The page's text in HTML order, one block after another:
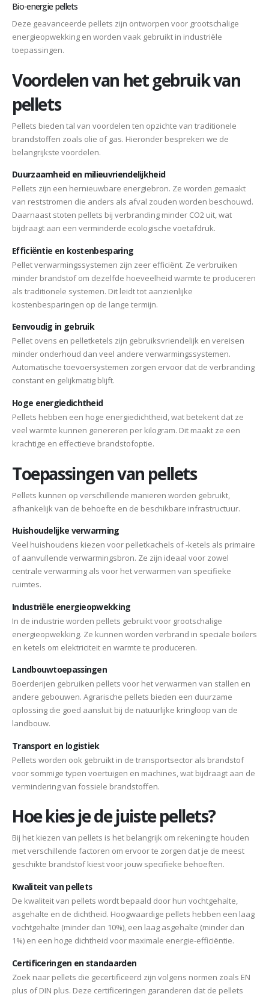
Bio-energie pellets
Deze geavanceerde pellets zijn ontworpen voor grootschalige
energieopwekking en worden vaak gebruikt in industriële
toepassingen.
Voordelen van het gebruik van
pellets
Pellets bieden tal van voordelen ten opzichte van traditionele
brandstoffen zoals olie of gas. Hieronder bespreken we de
belangrijkste voordelen.
Duurzaamheid en milieuvriendelijkheid
Pellets zijn een hernieuwbare energiebron. Ze worden gemaakt
van reststromen die anders als afval zouden worden beschouwd.
Daarnaast stoten pellets bij verbranding minder CO2 uit, wat
bijdraagt aan een verminderde ecologische voetafdruk.
Efficiëntie en kostenbesparing
Pellet verwarmingssystemen zijn zeer efficiënt. Ze verbruiken
minder brandstof om dezelfde hoeveelheid warmte te produceren
als traditionele systemen. Dit leidt tot aanzienlijke
kostenbesparingen op de lange termijn.
Eenvoudig in gebruik
Pellet ovens en pelletketels zijn gebruiksvriendelijk en vereisen
minder onderhoud dan veel andere verwarmingssystemen.
Automatische toevoersystemen zorgen ervoor dat de verbranding
constant en gelijkmatig blijft.
Hoge energiedichtheid
Pellets hebben een hoge energiedichtheid, wat betekent dat ze
veel warmte kunnen genereren per kilogram. Dit maakt ze een
krachtige en effectieve brandstofoptie.
Toepassingen van pellets
Pellets kunnen op verschillende manieren worden gebruikt,
afhankelijk van de behoefte en de beschikbare infrastructuur.
Huishoudelijke verwarming
Veel huishoudens kiezen voor pelletkachels of -ketels als primaire
of aanvullende verwarmingsbron. Ze zijn ideaal voor zowel
centrale verwarming als voor het verwarmen van specifieke
ruimtes.
Industriële energieopwekking
In de industrie worden pellets gebruikt voor grootschalige
energieopwekking. Ze kunnen worden verbrand in speciale boilers
en ketels om elektriciteit en warmte te produceren.
Landbouwtoepassingen
Boerderijen gebruiken pellets voor het verwarmen van stallen en
andere gebouwen. Agrarische pellets bieden een duurzame
oplossing die goed aansluit bij de natuurlijke kringloop van de
landbouw.
Transport en logistiek
Pellets worden ook gebruikt in de transportsector als brandstof
voor sommige typen voertuigen en machines, wat bijdraagt aan de
vermindering van fossiele brandstoffen.
Hoe kies je de juiste pellets?
Bij het kiezen van pellets is het belangrijk om rekening te houden
met verschillende factoren om ervoor te zorgen dat je de meest
geschikte brandstof kiest voor jouw specifieke behoeften.
Kwaliteit van pellets
De kwaliteit van pellets wordt bepaald door hun vochtgehalte,
asgehalte en de dichtheid. Hoogwaardige pellets hebben een laag
vochtgehalte (minder dan 10%), een laag asgehalte (minder dan
1%) en een hoge dichtheid voor maximale energie-efficiëntie.
Certificeringen en standaarden
Zoek naar pellets die gecertificeerd zijn volgens normen zoals EN
plus of DIN plus. Deze certificeringen garanderen dat de pellets